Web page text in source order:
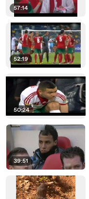
57:14
52:19
50:24
39:51